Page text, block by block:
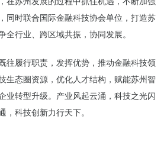
同时联合国际金融科技协会单位，打造苏
全行业、跨区域共振，协同发展。
往履行职责，发挥优势，推动金融科技领
生态圈资源，优化人才结构，赋能苏州智
业转型升级。 产业风起云涌，科技之光闪
，科技创新力行天下。